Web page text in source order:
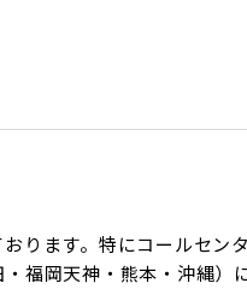
ります。特にコールセン
福岡天神・熊本・沖縄）